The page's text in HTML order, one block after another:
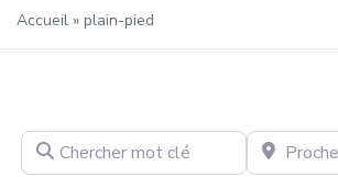
Accueil » plain-pied
Chercher mot clé Proche de…